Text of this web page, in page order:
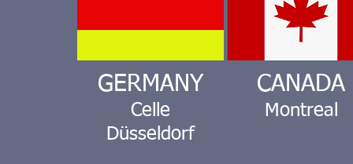
GERMANY
Celle
Düsseldorf
CANADA
Montreal